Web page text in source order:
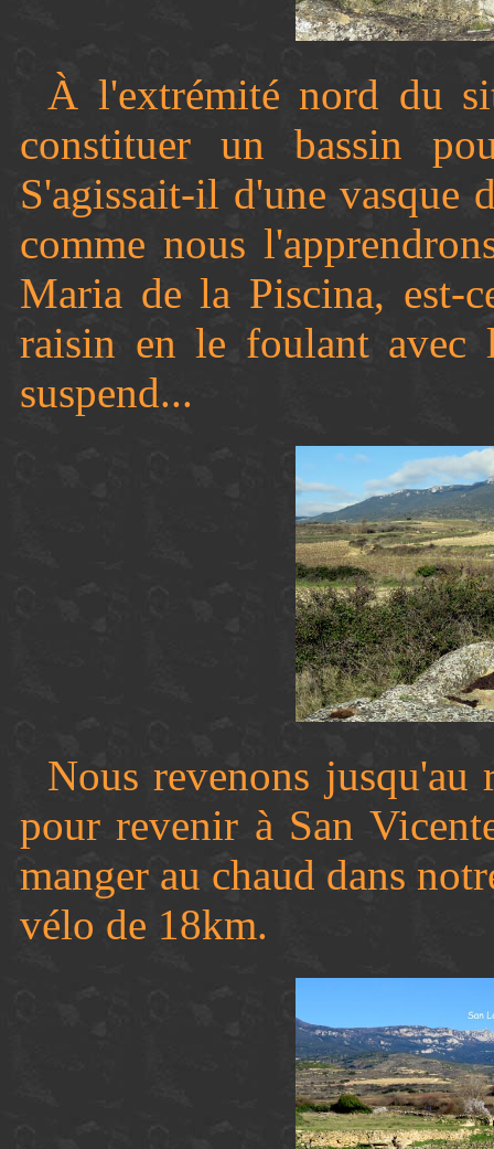
À l'extrémité nord du
constituer un bassin
S'agissait-il d'une vasque
comme nous
Maria de la Piscina, est-
raisin en le foulant avec
suspend...
Nous revenons
pour revenir à San
manger au chaud dans
vélo de 18km.